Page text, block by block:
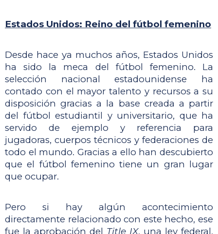
Estados Unidos: Reino del fútbol femenino
Desde hace ya muchos años, Estados Unidos
ha sido la meca del fútbol femenino. La
selección nacional estadounidense ha
contado con el mayor talento y recursos a su
disposición gracias a la base creada a partir
del fútbol estudiantil y universitario, que ha
servido de ejemplo y referencia para
jugadoras, cuerpos técnicos y federaciones de
todo el mundo. Gracias a ello han descubierto
que el fútbol femenino tiene un gran lugar
que ocupar.
Pero si hay algún acontecimiento
directamente relacionado con este hecho, ese
fue la aprobación del Title IX, una ley federal,